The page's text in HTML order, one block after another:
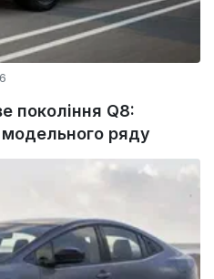
покоління Q8:
модельного ряду